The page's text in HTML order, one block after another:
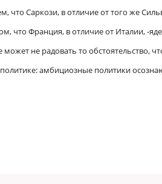
что Саркози, в отличие от того же
что Франция, в отличие от Италии,-
не радовать то обстоятельство,
амбициозные политики